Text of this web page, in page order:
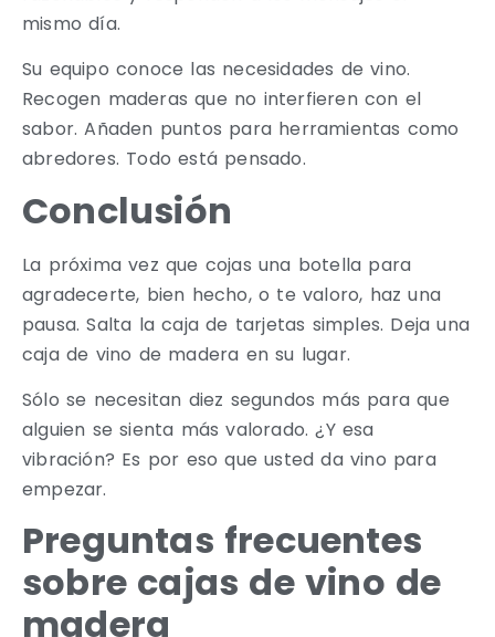
mismo día.
Su equipo conoce las necesidades de vino.
Recogen maderas que no interfieren con el
sabor. Añaden puntos para herramientas como
abredores. Todo está pensado.
Conclusión
La próxima vez que cojas una botella para
agradecerte, bien hecho, o te valoro, haz una
pausa. Salta la caja de tarjetas simples. Deja una
caja de vino de madera en su lugar.
Sólo se necesitan diez segundos más para que
alguien se sienta más valorado. ¿Y esa
vibración? Es por eso que usted da vino para
empezar.
Preguntas frecuentes
sobre cajas de vino de
madera